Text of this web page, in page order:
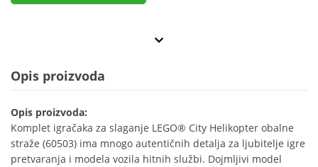
Opis proizvoda
Opis proizvoda:
Komplet igračaka za slaganje LEGO® City Helikopter obalne
straže (60503) ima mnogo autentičnih detalja za ljubitelje igre
pretvaranja i modela vozila hitnih službi. Dojmljivi model